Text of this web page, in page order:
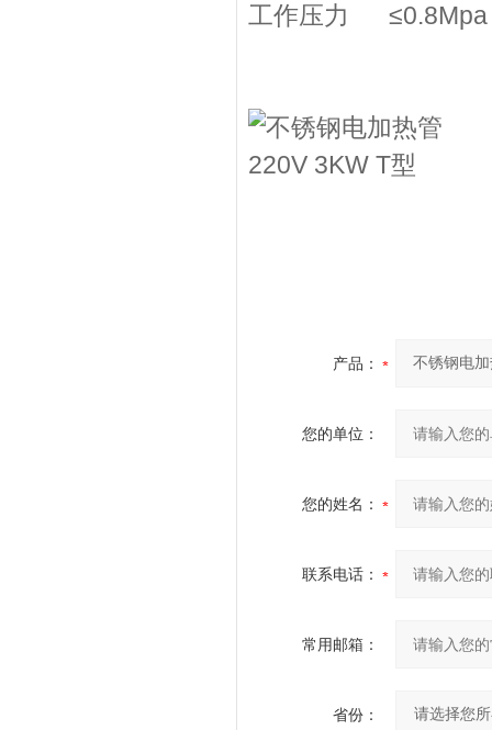
工作压力 ≤0.8Mpa
产品：
您的单位：
您的姓名：
联系电话：
常用邮箱：
省份：